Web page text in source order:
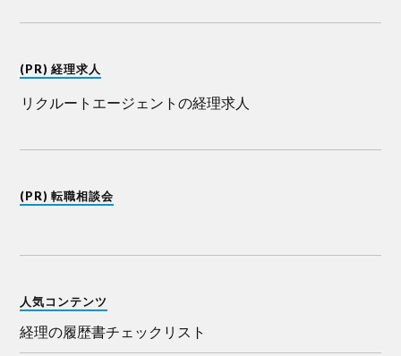
(PR) 経理求人
リクルートエージェントの経理求人
(PR) 転職相談会
人気コンテンツ
経理の履歴書チェックリスト